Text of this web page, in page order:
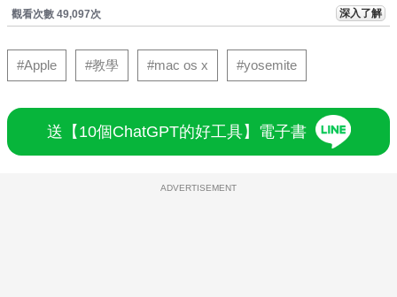
觀看次數 49,097次 深入了解
#Apple #教學 #mac os x #yosemite
送【10個ChatGPT的好工具】電子書
ADVERTISEMENT